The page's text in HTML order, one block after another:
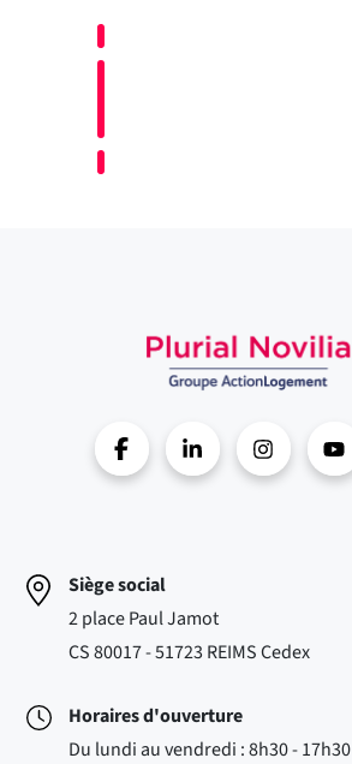
Siège social
2 place Paul Jamot
CS 80017 - 51723 REIMS Cedex
Horaires d'ouverture
Du lundi au vendredi : 8h30 - 17h30